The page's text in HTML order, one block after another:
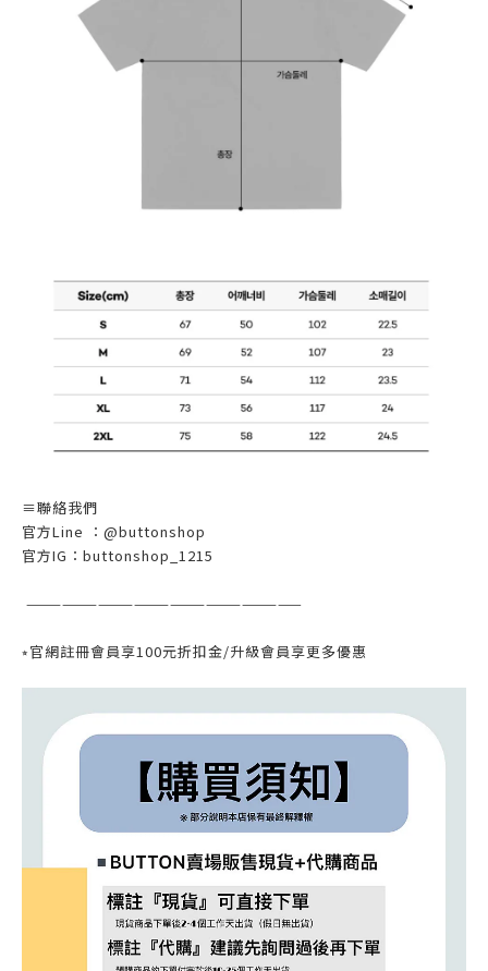
≡聯絡我們
官方Line ：@buttonshop
官方IG：buttonshop_1215
———————————————————————
⭒官網註冊會員享100元折扣金/升級會員享更多優惠